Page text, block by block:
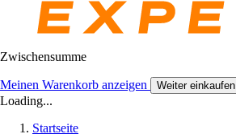
Zwischensumme
Meinen Warenkorb anzeigen Weiter einkaufen
Loading...
Startseite